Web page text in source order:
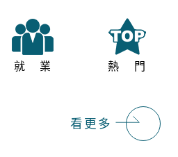
就業 熱門
看更多